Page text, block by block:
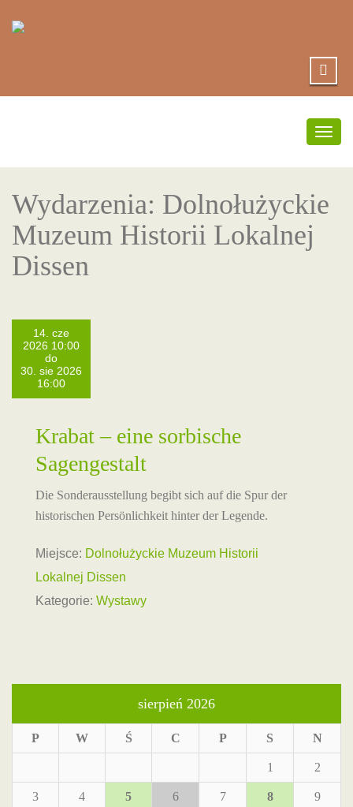
Wydarzenia: Dolnołużyckie
Muzeum Historii Lokalnej
Dissen
14. cze
2026 10:00
do
30. sie 2026
16:00
Krabat – eine sorbische
Sagengestalt
Die Sonderausstellung begibt sich auf die Spur der
historischen Persönlichkeit hinter der Legende.
Miejsce: Dolnołużyckie Muzeum Historii
Lokalnej Dissen
Kategorie: Wystawy
sierpień 2026
P W Ś C P S N
1 2
3 4 5 6 7 8 9